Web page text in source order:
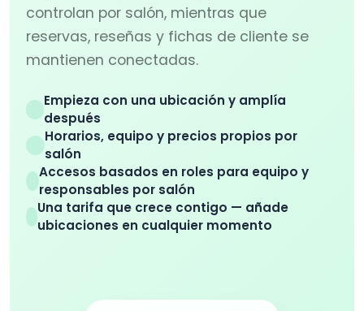
controlan por salón, mientras que
reservas, reseñas y fichas de cliente se
mantienen conectadas.
Empieza con una ubicación y amplía
después
Horarios, equipo y precios propios por
salón
Accesos basados en roles para equipo y
responsables por salón
Una tarifa que crece contigo — añade
ubicaciones en cualquier momento